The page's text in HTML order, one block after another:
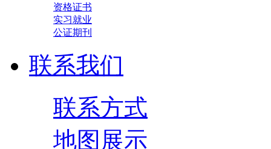
资格证书
实习就业
公证期刊
联系我们
联系方式
地图展示